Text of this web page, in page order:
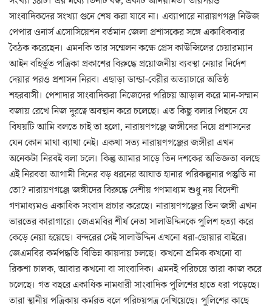
সাংবাদিকদের সংখ্যা গুনে শেষ করা যাবে না। এব্যাপারে নারায়ণগঞ্জ নিউজ
পেপার ওনার্স এসোসিয়েশন বর্তমান জেলা প্রশাসকের সঙ্গে একাধিকবার
বৈঠক করেছেন। এমনকি তার সম্মেলন কক্ষে প্রেস কাউন্সিলের চেয়ারম্যান
আইন বহির্ভুত পত্রিকা প্রকাশের বিরুদ্ধে প্রয়োজনীয় ব্যবস্থা নেয়ার নির্দেশ
দেয়ার পরও প্রশাসন নিরব। এছাড়া ডান্ডা-বেরীর অত্যাচারে অতিষ্ঠ
শহরবাসী। পেশাদার সাংবাদিকরা নিজেদের পরিচয় আড়াল করে মান-সম্মান
বজায় রেখে নিজ দুরত্বে অবস্থান করে চলেছে। এত কিছু বলার পিছনে যে
বিষয়টি আমি বলতে চাই তা হলো, নারায়ণগঞ্জে জঙ্গীদের নিয়ে প্রশাসনের
যেন কোন মাথা ব্যাথা নেই। একথা সত্য নারায়ণগঞ্জের জঙ্গীরা এখন
অনেকটা নিরবই বলা চলে। কিন্তু আমার সাড়ে তিন দশকের অভিজ্ঞতা বলছে
এই নিরবতা আগামী দিনের বড় ধরনের আঘাত হানার পরিকল্পনার পস্তুতি না
তো? নারায়ণগঞ্জে জঙ্গীদের বিরুদ্ধে দেশীয় গণমাধ্যম শুধু নয় বিদেশী
গণমাধ্যমও একাধিক সংবাদ প্রচার করেছে। নারায়ণগঞ্জের তিন জঙ্গী এখন
ভারতের কারাগারে। জেএমবির শীর্ষ নেতা সালাউদ্দিনকে পুলিশ হত্যা করে
কেড়ে নেয়া হয়েছে। বন্দরের সেই সালাউদ্দিন এখনো ধরা-ছোয়ার বাইরে।
জেএমবির কর্মপদ্ধতি বিভিন্ন কায়দায় চলছে। কখনো শ্রমিক কখনো বা
রিকশা চালক, আবার কখনো বা সাংবাদিক। এমনই পরিচয়ে তারা কাজ করে
চলেছে। গত বছরে একাধিক নামধারী সাংবাদিক পুলিশের হাতে ধরা পড়েছে।
তারা স্থানীয় পত্রিকায় কর্মরত বলে পরিচয়পত্র দেখিয়েছে। পুলিশের কাছে